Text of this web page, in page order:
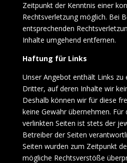
Zeitpunkt der Kenntnis einer
Rechtsverletzung möglich. Bei
entsprechenden
Inhalte umgehend entfernen.
Haftung für Links
Unser Angebot enthält Links zu
Dritter, auf deren Inhalte wir
Deshalb können wir für diese
keine Gewähr übernehmen. Für
verlinkten Seiten ist stets der
Betreiber der Seiten
Seiten wurden zum Zeitpunkt
mögliche Rechtsverstöße